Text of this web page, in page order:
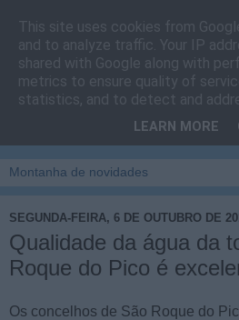
Cais do Pico
Blog sobre um pouco de tudo
vila e ao concelho de São Roque
SEGUNDA-FEIRA, 6 DE OUTUBRO DE
Qualidade da água da
Roque do Pico é
Os concelhos de São Roque do
This site uses cookies from
and to analyze traffic. Your IP
shared with Google along with
metrics to ensure quality of
statistics, and to detect and
LEARN MORE